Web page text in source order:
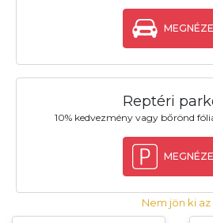
Reptéri
10% kedvezmény vagy bőrönd
Nem jön ki az